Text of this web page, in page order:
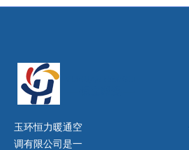
玉环恒力暖通空
调有限公司是一